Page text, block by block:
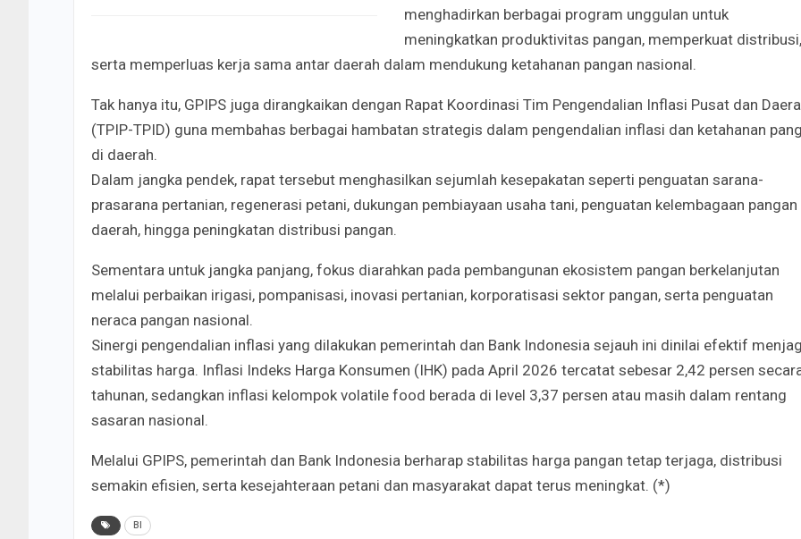
menghadirkan berbagai program unggulan untuk
meningkatkan produktivitas pangan, memperkuat distribusi,
serta memperluas kerja sama antar daerah dalam mendukung ketahanan pangan nasional.
Tak hanya itu, GPIPS juga dirangkaikan dengan Rapat Koordinasi Tim Pengendalian Inflasi Pusat dan
(TPIP-TPID) guna membahas berbagai hambatan strategis dalam pengendalian inflasi dan ketahanan
di daerah.
Dalam jangka pendek, rapat tersebut menghasilkan sejumlah kesepakatan seperti penguatan sarana-
prasarana pertanian, regenerasi petani, dukungan pembiayaan usaha tani, penguatan kelembagaan pangan
daerah, hingga peningkatan distribusi pangan.
Sementara untuk jangka panjang, fokus diarahkan pada pembangunan ekosistem pangan berkelanjutan
melalui perbaikan irigasi, pompanisasi, inovasi pertanian, korporatisasi sektor pangan, serta penguatan
neraca pangan nasional.
Sinergi pengendalian inflasi yang dilakukan pemerintah dan Bank Indonesia sejauh ini dinilai efektif
stabilitas harga. Inflasi Indeks Harga Konsumen (IHK) pada April 2026 tercatat sebesar 2,42 persen
tahunan, sedangkan inflasi kelompok volatile food berada di level 3,37 persen atau masih dalam rentang
sasaran nasional.
Melalui GPIPS, pemerintah dan Bank Indonesia berharap stabilitas harga pangan tetap terjaga, distribusi
semakin efisien, serta kesejahteraan petani dan masyarakat dapat terus meningkat. (*)
BI